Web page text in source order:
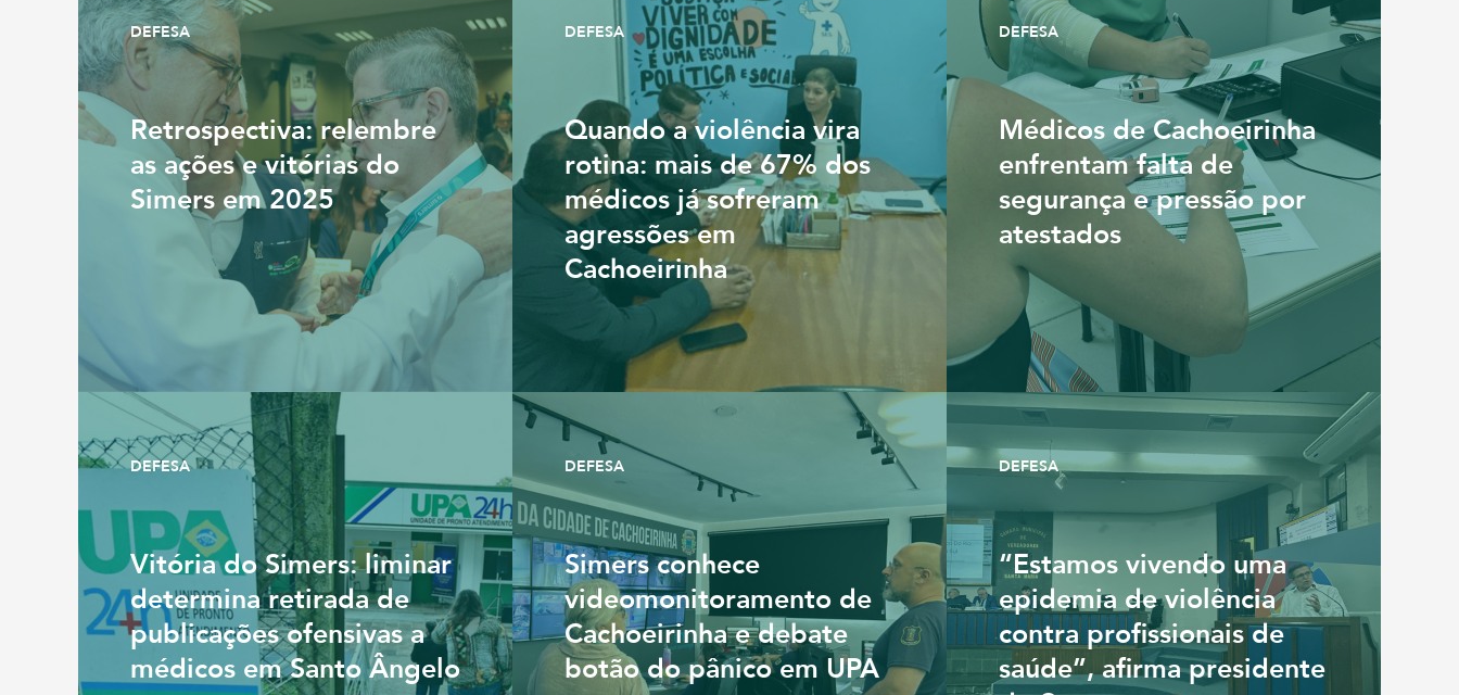
DEFESA
Retrospectiva: relembre
as ações e vitórias do
Simers em 2025
DEFESA
Quando a violência vira
rotina: mais de 67% dos
médicos já sofreram
agressões em
Cachoeirinha
DEFESA
Médicos de Cachoeirinha
enfrentam falta de
segurança e pressão por
atestados
DEFESA
Vitória do Simers: liminar
determina retirada de
publicações ofensivas a
médicos em Santo Ângelo
DEFESA
Simers conhece
videomonitoramento de
Cachoeirinha e debate
botão do pânico em UPA
DEFESA
“Estamos vivendo uma
epidemia de violência
contra profissionais de
saúde”, afirma presidente